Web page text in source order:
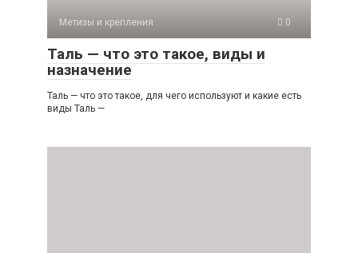
Метизы и крепления 0
Таль — что это такое, виды и
назначение
Таль — что это такое, для чего используют и какие есть
виды Таль —